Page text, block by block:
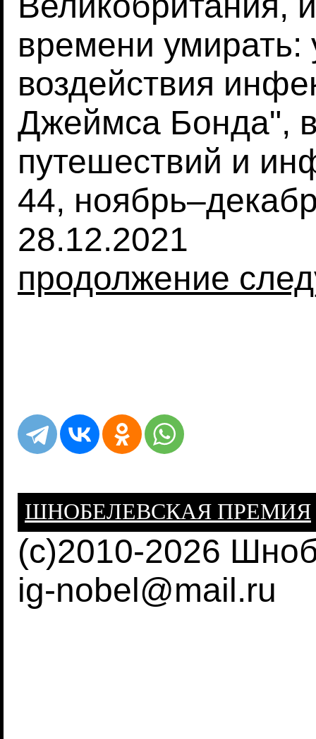
времени умирать:
воздействия
Джеймса Бонда",
путешествий и
44,
28.12.2021
продолжение
ШНОБЕЛЕВСКАЯ ПРЕМИЯ
(c)2010-2026
ig-nobel@mail.ru